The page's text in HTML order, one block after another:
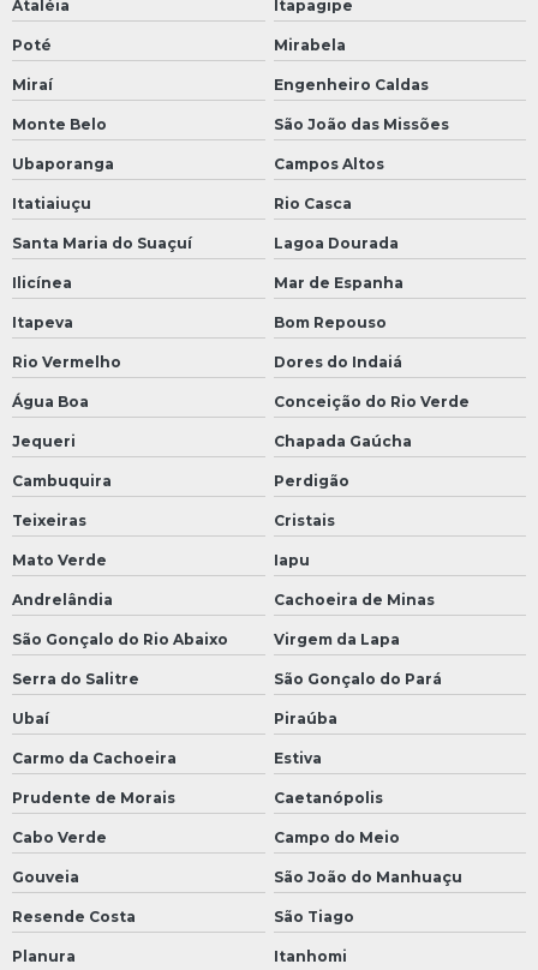
Ataléia Itapagipe
Poté Mirabela
Miraí Engenheiro Caldas
Monte Belo São João das Missões
Ubaporanga Campos Altos
Itatiaiuçu Rio Casca
Santa Maria do Suaçuí Lagoa Dourada
Ilicínea Mar de Espanha
Itapeva Bom Repouso
Rio Vermelho Dores do Indaiá
Água Boa Conceição do Rio Verde
Jequeri Chapada Gaúcha
Cambuquira Perdigão
Teixeiras Cristais
Mato Verde Iapu
Andrelândia Cachoeira de Minas
São Gonçalo do Rio Abaixo Virgem da Lapa
Serra do Salitre São Gonçalo do Pará
Ubaí Piraúba
Carmo da Cachoeira Estiva
Prudente de Morais Caetanópolis
Cabo Verde Campo do Meio
Gouveia São João do Manhuaçu
Resende Costa São Tiago
Planura Itanhomi